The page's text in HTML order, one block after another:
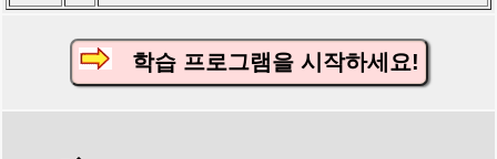
학습 프로그램을 시작하세요!